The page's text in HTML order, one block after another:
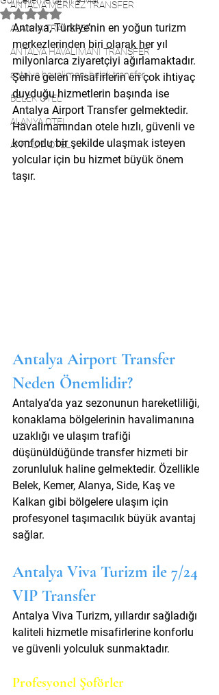
ANTALYA MERKEZ TRANSFER
ALANYA TRANSFER
ANTALYA HAVALİMANI TRANSFER
antalya havalimanı belek transfer
BELEK OTEL
ALANYA OTEL
ANTALYA OTEL
5 üzerinden NaN yıldız
Antalya, Türkiye’nin en yoğun turizm
merkezlerinden biri olarak her yıl
milyonlarca ziyaretçiyi ağırlamaktadır.
Şehre gelen misafirlerin en çok ihtiyaç
duyduğu hizmetlerin başında ise
Antalya Airport Transfer gelmektedir.
Havalimanından otele hızlı, güvenli ve
konforlu bir şekilde ulaşmak isteyen
yolcular için bu hizmet büyük önem
taşır.
Antalya Airport Transfer
Neden Önemlidir?
Antalya’da yaz sezonunun hareketliliği,
konaklama bölgelerinin havalimanına
uzaklığı ve ulaşım trafiği
düşünüldüğünde transfer hizmeti bir
zorunluluk haline gelmektedir. Özellikle
Belek, Kemer, Alanya, Side, Kaş ve
Kalkan gibi bölgelere ulaşım için
profesyonel taşımacılık büyük avantaj
sağlar.
Antalya Viva Turizm ile 7/24
VIP Transfer
Antalya Viva Turizm, yıllardır sağladığı
kaliteli hizmetle misafirlerine konforlu
ve güvenli yolculuk sunmaktadır.
Profesyonel Şoförler